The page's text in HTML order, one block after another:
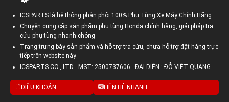
ICSPARTS là hệ thống phân phối 100% Phụ Tùng Xe Máy Chính Hãng
Chuyên cung cấp sản phẩm phụ tùng Honda chính hãng, giải pháp tra
cứu phụ tùng nhanh chóng
Trang trưng bày sản phẩm và hỗ trợ tra cứu, chưa hỗ trợ đặt hàng trực
tiếp trên website này
ICSPARTS CO., LTD - MST: 2500737606 - ĐẠI DIỆN : ĐỖ VIỆT QUANG
ĐIỀU KHOẢN LIÊN HỆ NHANH